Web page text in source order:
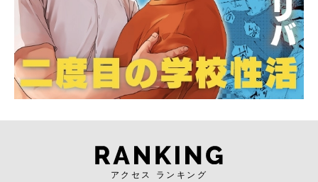
アクセス ランキング